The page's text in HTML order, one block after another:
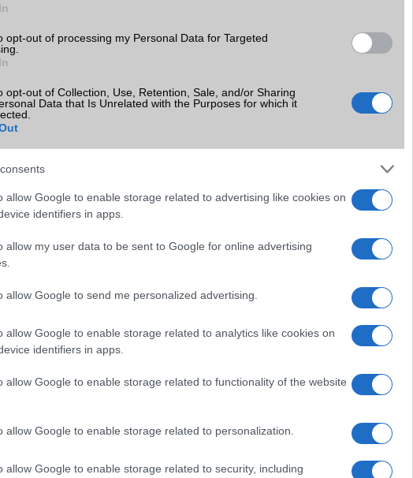
opt-out of processing my Personal Data for Targeted
opt-out of Collection, Use, Retention, Sale, and/or Sharing
Data that Is Unrelated with the Purposes for which it
allow Google to enable storage related to advertising like cookies on
identifiers in apps.
allow my user data to be sent to Google for online advertising
allow Google to send me personalized advertising.
allow Google to enable storage related to analytics like cookies on
identifiers in apps.
allow Google to enable storage related to functionality of the website
allow Google to enable storage related to personalization.
allow Google to enable storage related to security, including
kiemelt ajánlatok
Xiaomi 15T Pro
Euro Gsm
224.000 Ft (új)
Samsung Galaxy S25 Ultra
készülék kimarad a
ekkor rántja le a leplet az